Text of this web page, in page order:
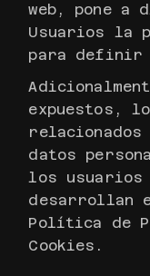
web, pone a
Usuarios la
para definir
expuestos,
datos
los usuarios
desarrollan
Política de
Cookies.